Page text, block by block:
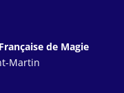
de Magie
Martin